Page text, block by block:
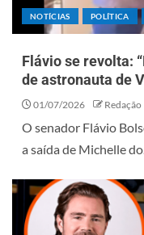
NOTÍCIAS POLÍTICA
Flávio se revolta:
de astronauta de
01/07/2026 Redação
O senador Flávio
a saída de Michelle